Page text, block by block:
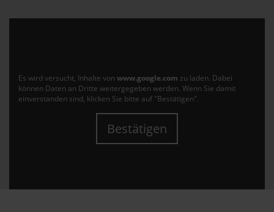
Es wird versucht, Inhalte von www.google.com zu laden. Dabei
können Daten an Dritte weitergegeben werden. Wenn Sie damit
einverstanden sind, klicken Sie bitte auf "Bestätigen".
Bestätigen